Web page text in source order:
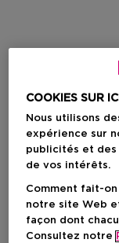
COOKIES SUR
Nous utilisons
expérience sur
publicités et des
de vos intérêts.
Comment fait-on
notre site Web
façon dont
Consultez notre